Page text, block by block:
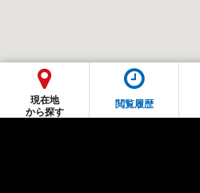
現在地
から探す
閲覧履歴